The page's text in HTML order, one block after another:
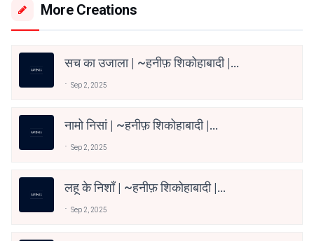
More Creations
सच का उजाला | ~हनीफ़ शिकोहाबादी |
Sep 2, 2025
नामो निसां | ~हनीफ़ शिकोहाबादी |
Sep 2, 2025
लहू के निशाँ | ~हनीफ़ शिकोहाबादी |
Sep 2, 2025